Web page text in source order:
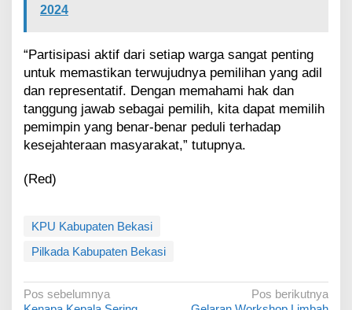
2024
“Partisipasi aktif dari setiap warga sangat penting
untuk memastikan terwujudnya pemilihan yang adil
dan representatif. Dengan memahami hak dan
tanggung jawab sebagai pemilih, kita dapat memilih
pemimpin yang benar-benar peduli terhadap
kesejahteraan masyarakat,” tutupnya.
(Red)
KPU Kabupaten Bekasi
Pilkada Kabupaten Bekasi
N
Pos sebelumnya
Pos berikutnya